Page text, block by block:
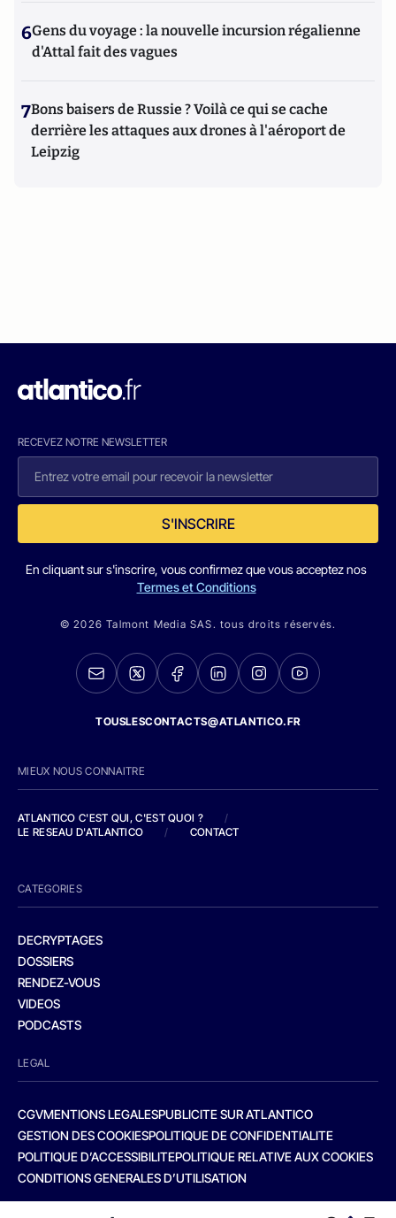
6Gens du voyage : la nouvelle incursion régalienne
d'Attal fait des vagues
7Bons baisers de Russie ? Voilà ce qui se cache
derrière les attaques aux drones à l'aéroport de
Leipzig
RECEVEZ NOTRE NEWSLETTER
S'INSCRIRE
En cliquant sur s'inscrire, vous confirmez que vous acceptez nos
Termes et Conditions
© 2026 Talmont Media SAS. tous droits réservés.
TOUSLESCONTACTS@ATLANTICO.FR
MIEUX NOUS CONNAITRE
ATLANTICO C'EST QUI, C'EST QUOI ?
/
LE RESEAU D'ATLANTICO
/ CONTACT
CATEGORIES
DECRYPTAGES
DOSSIERS
RENDEZ-VOUS
VIDEOS
PODCASTS
LEGAL
CGVMENTIONS LEGALESPUBLICITE SUR ATLANTICO
GESTION DES COOKIESPOLITIQUE DE CONFIDENTIALITE
POLITIQUE D’ACCESSIBILITEPOLITIQUE RELATIVE AUX COOKIES
CONDITIONS GENERALES D’UTILISATION